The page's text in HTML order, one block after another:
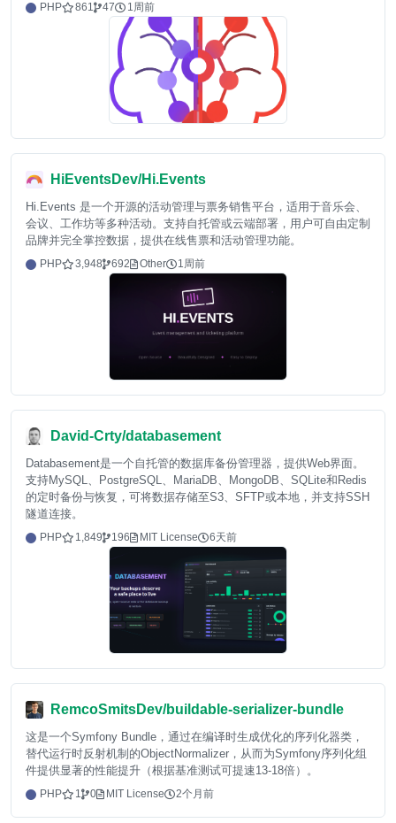
PHP 861 47 1周前
HiEventsDev/Hi.Events
Hi.Events 是一个开源的活动管理与票务销售平台，适用于音乐会、
会议、工作坊等多种活动。支持自托管或云端部署，用户可自由定制
品牌并完全掌控数据，提供在线售票和活动管理功能。
PHP 3,948 692 Other 1周前
David-Crty/databasement
Databasement是一个自托管的数据库备份管理器，提供Web界面。
支持MySQL、PostgreSQL、MariaDB、MongoDB、SQLite和Redis
的定时备份与恢复，可将数据存储至S3、SFTP或本地，并支持SSH
隧道连接。
PHP 1,849 196 MIT License 6天前
RemcoSmitsDev/buildable-serializer-bundle
这是一个Symfony Bundle，通过在编译时生成优化的序列化器类，
替代运行时反射机制的ObjectNormalizer，从而为Symfony序列化组
件提供显著的性能提升（根据基准测试可提速13-18倍）。
PHP 1 0 MIT License 2个月前